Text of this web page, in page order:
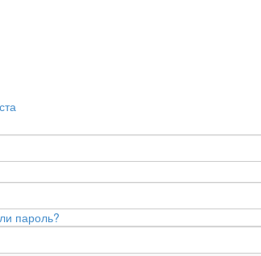
пароль?